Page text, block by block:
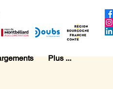
Plus ...